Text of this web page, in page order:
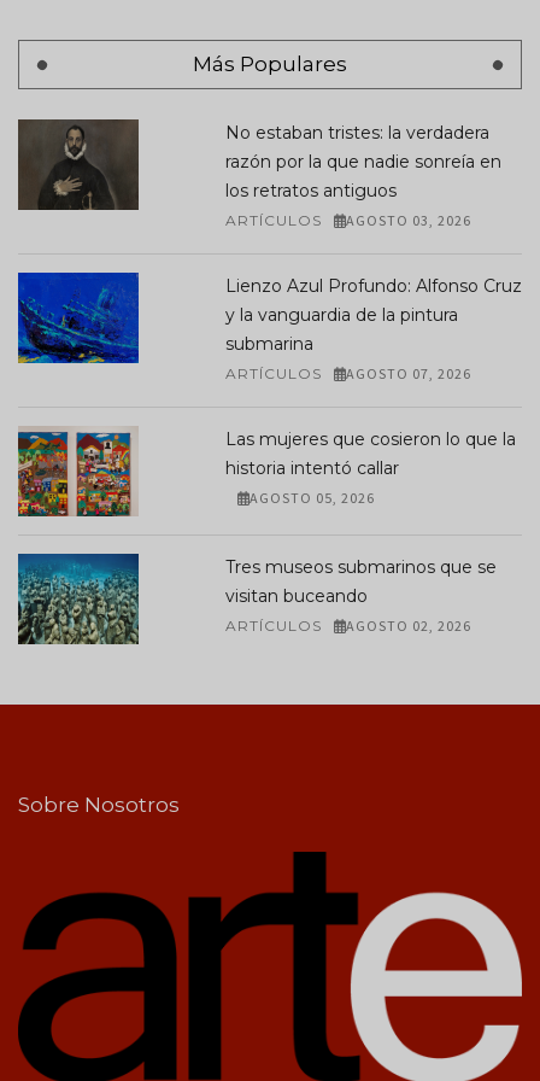
Más Populares
No estaban tristes: la verdadera
razón por la que nadie sonreía en
los retratos antiguos
ARTÍCULOS AGOSTO 03, 2026
Lienzo Azul Profundo: Alfonso Cruz
y la vanguardia de la pintura
submarina
ARTÍCULOS AGOSTO 07, 2026
Las mujeres que cosieron lo que la
historia intentó callar
AGOSTO 05, 2026
Tres museos submarinos que se
visitan buceando
ARTÍCULOS AGOSTO 02, 2026
Sobre Nosotros